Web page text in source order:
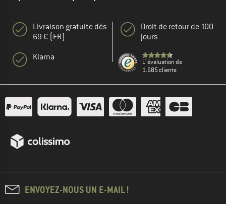
Livraison gratuite dès
69 € (FR)
Klarna
Droit de retour de 100
jours
L' évaluation de
1.685 clients
ENVOYEZ-NOUS UN E-MAIL !